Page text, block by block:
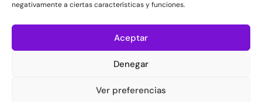
negativamente a ciertas características y funciones.
Aceptar
Denegar
Ver preferencias
Grupos de Servicio